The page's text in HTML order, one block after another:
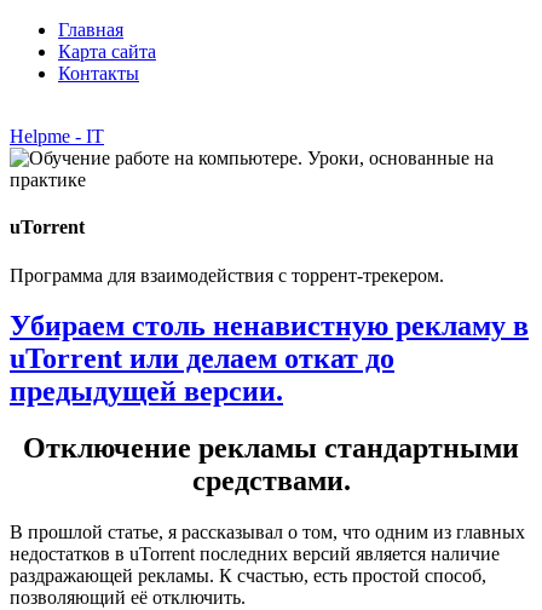
Главная
Карта сайта
Контакты
Helpme - IT
uTorrent
Программа для взаимодействия с торрент-трекером.
Убираем столь ненавистную рекламу в
uTorrent или делаем откат до
предыдущей версии.
Отключение рекламы стандартными
средствами.
В прошлой статье, я рассказывал о том, что одним из главных
недостатков в uTorrent последних версий является наличие
раздражающей рекламы. К счастью, есть простой способ,
позволяющий её отключить.